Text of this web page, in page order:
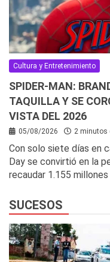
Cultura y Entretenimiento
SPIDER-MAN:
TAQUILLA Y SE
VISTA DEL 2026
05/08/2026 2 minutos
Con solo siete días en
Day se convirtió en la
recaudar 1.155
SUCESOS